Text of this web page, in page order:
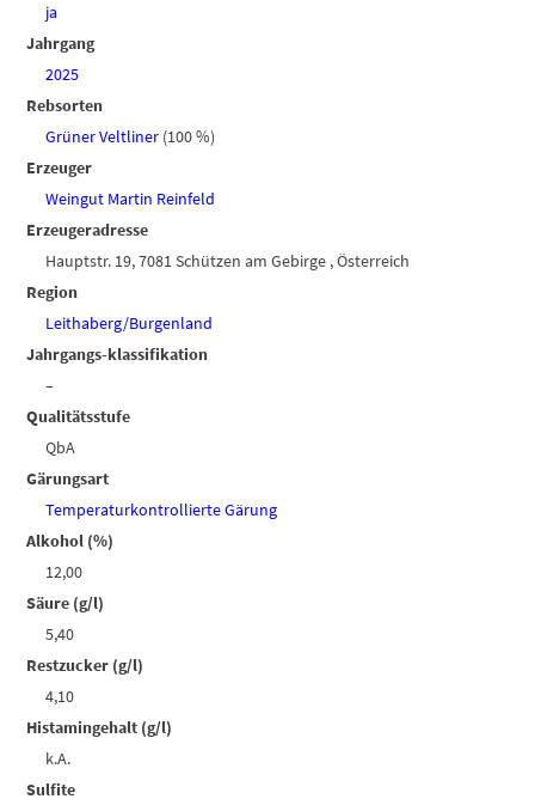
ja
Jahrgang
2025
Rebsorten
Grüner Veltliner (100 %)
Erzeuger
Weingut Martin Reinfeld
Erzeugeradresse
Hauptstr. 19, 7081 Schützen am Gebirge , Österreich
Region
Leithaberg/Burgenland
Jahrgangs-klassifikation
–
Qualitätsstufe
QbA
Gärungsart
Temperaturkontrollierte Gärung
Alkohol (%)
12,00
Säure (g/l)
5,40
Restzucker (g/l)
4,10
Histamingehalt (g/l)
k.A.
Sulfite